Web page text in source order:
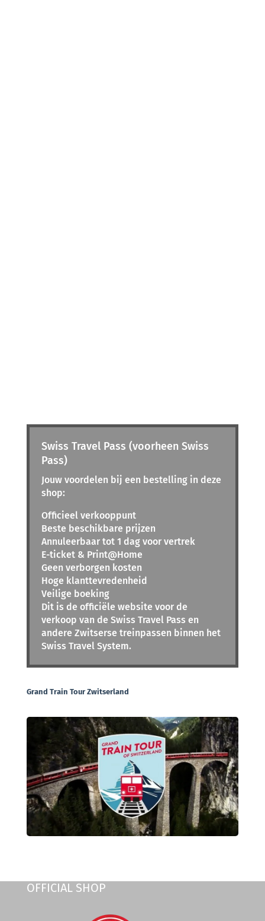
Swiss Travel Pass (voorheen Swiss
Pass)
Jouw voordelen bij een bestelling in deze
shop:
Officieel verkooppunt
Beste beschikbare prijzen
Annuleerbaar tot 1 dag voor vertrek
E-ticket & Print@Home
Geen verborgen kosten
Hoge klanttevredenheid
Veilige boeking
Dit is de officiële website voor de
verkoop van de Swiss Travel Pass en
andere Zwitserse treinpassen binnen het
Swiss Travel System.
Grand Train Tour Zwitserland
OFFICIAL SHOP